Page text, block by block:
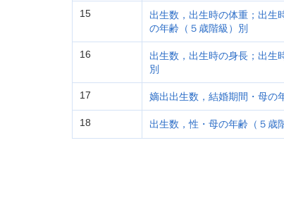
15
出生数，出生時の体重；出生
の年齢（５歳階級）別
16
出生数，出生時の身長；出生
別
17 嫡出出生数，結婚期間・母の
18 出生数，性・母の年齢（５歳